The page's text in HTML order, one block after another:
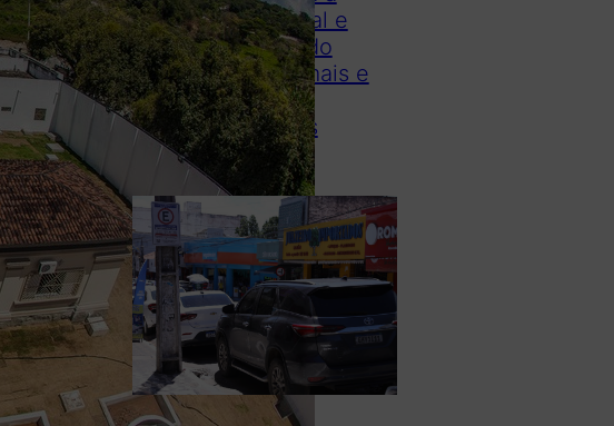
deputado estadual e
defende causas do
esporte, dos animais e
das pessoas
neurodivergentes